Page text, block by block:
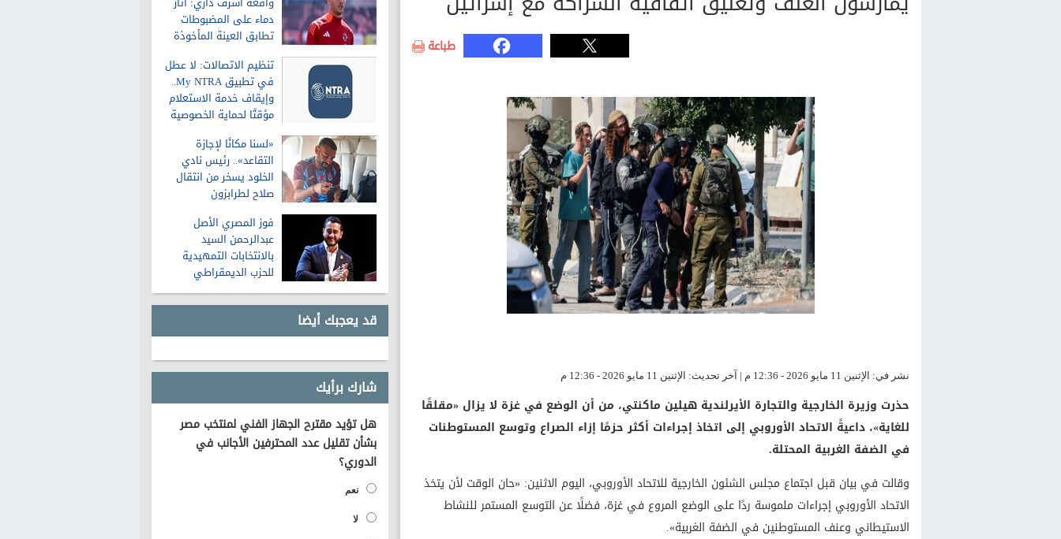
دماء على المضبوطات
تطابق العينة المأخوذة
تنظيم الاتصالات: لا عطل
في تطبيق My NTRA..
وإيقاف خدمة الاستعلام
مؤقتًا لحماية الخصوصية
«لسنا مكانًا لإجازة
التقاعد».. رئيس نادي
الخلود يسخر من انتقال
صلاح لطرابزون
فوز المصري الأصل
عبدالرحمن السيد
بالانتخابات التمهيدية
للحزب الديمقراطي
لمجلس الشيوخ في
ميشيجان
قد يعجبك أيضا
شارك برأيك
هل تؤيد مقترح الجهاز الفني لمنتخب مصر
بشأن تقليل عدد المحترفين الأجانب في
الدوري؟
نعم
لا
طباعة
نشر في: الإثنين 11 مايو 2026 - 12:36 م | آخر تحديث: الإثنين 11 مايو 2026 - 12:36 م
حذرت وزيرة الخارجية والتجارة الأيرلندية هيلين ماكنتي، من أن الوضع في غزة لا يزال «مقلقًا
للغاية»، داعيةً الاتحاد الأوروبي إلى اتخاذ إجراءات أكثر حزمًا إزاء الصراع وتوسع المستوطنات
في الضفة الغربية المحتلة.
وقالت في بيان قبل اجتماع مجلس الشئون الخارجية للاتحاد الأوروبي، اليوم الاثنين: «حان الوقت لأن يتخذ
الاتحاد الأوروبي إجراءات ملموسة ردًا على الوضع المروع في غزة، فضلًا عن التوسع المستمر للنشاط
الاستيطاني وعنف المستوطنين في الضفة الغربية».